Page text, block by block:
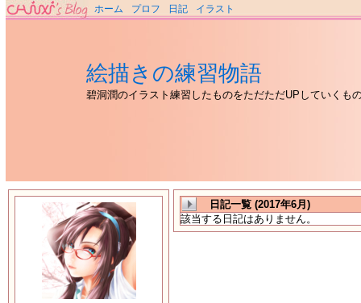
ホーム プロフ 日記 イラスト
絵描きの練習物語
碧洞潤のイラスト練習したものをただただUPしていくも
日記一覧 (2017年6月)
該当する日記はありません。